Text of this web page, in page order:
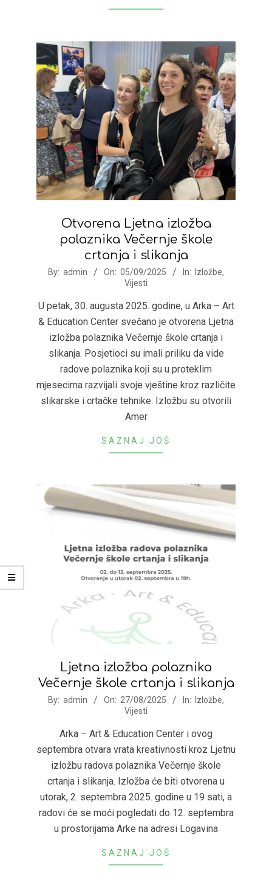
Otvorena Ljetna izložba
polaznika Večernje škole
crtanja i slikanja
2025-
05
By: admin On: 05/09/2025 In: Izložbe,
Vijesti
U petak, 30. augusta 2025. godine, u Arka – Art
& Education Center svečano je otvorena Ljetna
izložba polaznika Večernje škole crtanja i
slikanja. Posjetioci su imali priliku da vide
radove polaznika koji su u proteklim
mjesecima razvijali svoje vještine kroz različite
slikarske i crtačke tehnike. Izložbu su otvorili
Amer
SAZNAJ JOŠ
Ljetna izložba polaznika
Večernje škole crtanja i slikanja
2025-
By: admin On: 27/08/2025 In: Izložbe,
Vijesti
Arka – Art & Education Center i ovog
septembra otvara vrata kreativnosti kroz Ljetnu
izložbu radova polaznika Večernje škole
crtanja i slikanja. Izložba će biti otvorena u
utorak, 2. septembra 2025. godine u 19 sati, a
radovi će se moći pogledati do 12. septembra
u prostorijama Arke na adresi Logavina
SAZNAJ JOŠ